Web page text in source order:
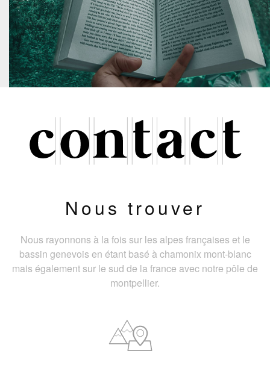
Nous trouver
Nous rayonnons à la fois sur les alpes françaises et le
bassin genevois en étant basé à chamonix mont-blanc
mais également sur le sud de la france avec notre pôle de
montpellier.